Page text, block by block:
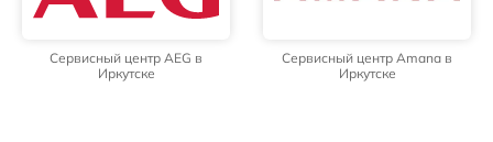
Сервисный центр AEG в
Иркутске
Сервисный центр Amana в
Иркутске